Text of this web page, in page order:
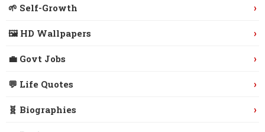
🌱 Self-Growth ›
🖼️ HD Wallpapers ›
💼 Govt Jobs ›
💬 Life Quotes ›
🧬 Biographies ›